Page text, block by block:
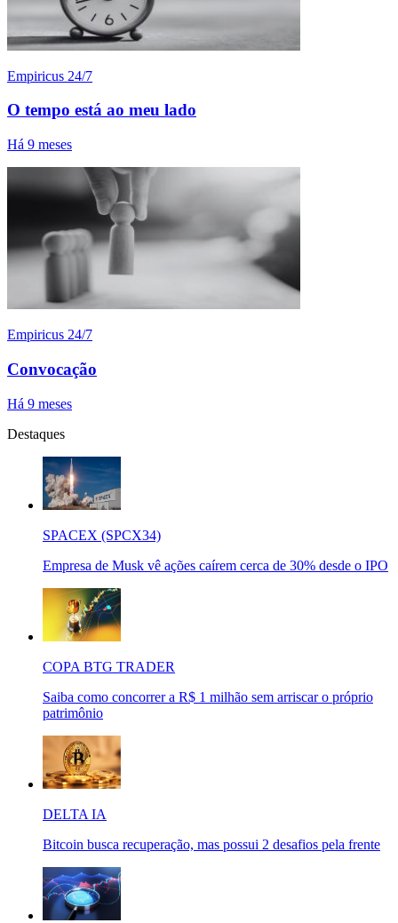
Empiricus 24/7
O tempo está ao meu lado
Há 9 meses
Empiricus 24/7
Convocação
Há 9 meses
Destaques
SPACEX (SPCX34)
Empresa de Musk vê ações caírem cerca de 30% desde o IPO
COPA BTG TRADER
Saiba como concorrer a R$ 1 milhão sem arriscar o próprio
patrimônio
DELTA IA
Bitcoin busca recuperação, mas possui 2 desafios pela frente